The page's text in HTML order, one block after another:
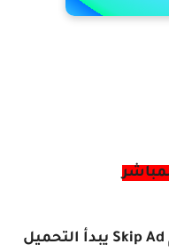
Skip Ad يبدأ التحميل